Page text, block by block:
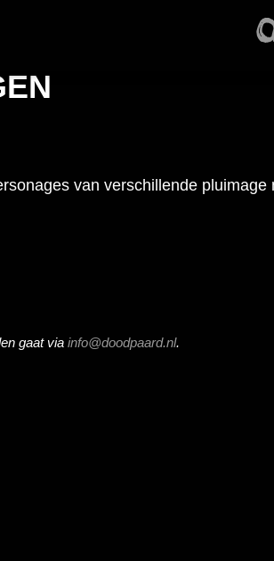
van verschillende pluimage
gaat via info@doodpaard.nl.